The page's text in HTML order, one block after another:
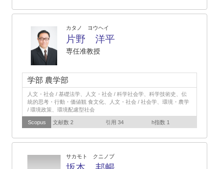
カタノ ヨウヘイ
片野 洋平
専任准教授
学部 農学部
人文・社会 / 基礎法学、人文・社会 / 科学社会学、科学技術史、伝
統的思考・行動・価値観 食文化、人文・社会 / 社会学、環境・農学
/ 環境政策、環境配慮型社会
Scopus 文献数 2 引用 34 h指数 1
サカモト クニノブ